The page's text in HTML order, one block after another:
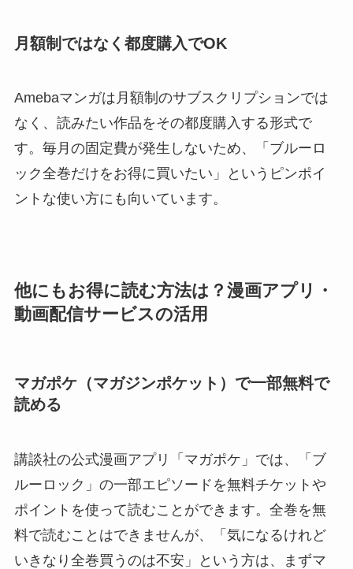
月額制ではなく都度購入でOK
Amebaマンガは月額制のサブスクリプションでは
なく、読みたい作品をその都度購入する形式で
す。毎月の固定費が発生しないため、「ブルーロ
ック全巻だけをお得に買いたい」というピンポイ
ントな使い方にも向いています。
他にもお得に読む方法は？漫画アプリ・
動画配信サービスの活用
マガポケ（マガジンポケット）で一部無料で
読める
講談社の公式漫画アプリ「マガポケ」では、「ブ
ルーロック」の一部エピソードを無料チケットや
ポイントを使って読むことができます。全巻を無
料で読むことはできませんが、「気になるけれど
いきなり全巻買うのは不安」という方は、まずマ